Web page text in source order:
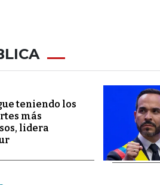
teniendo los
más
lidera